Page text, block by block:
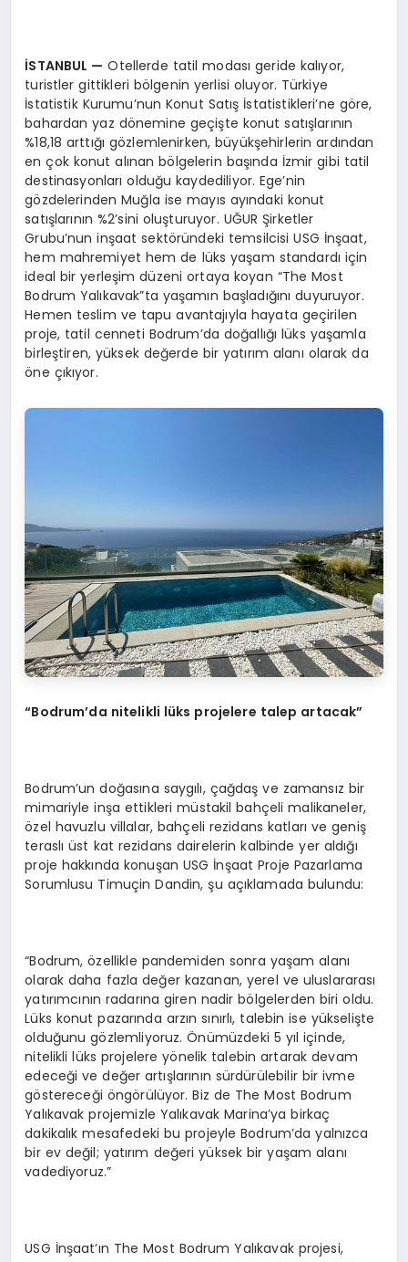
İSTANBUL — Otellerde tatil modası geride kalıyor,
turistler gittikleri bölgenin yerlisi oluyor. Türkiye
İstatistik Kurumu’nun Konut Satış İstatistikleri’ne göre,
bahardan yaz dönemine geçişte konut satışlarının
%18,18 arttığı gözlemlenirken, büyükşehirlerin ardından
en çok konut alınan bölgelerin başında İzmir gibi tatil
destinasyonları olduğu kaydediliyor. Ege’nin
gözdelerinden Muğla ise mayıs ayındaki konut
satışlarının %2’sini oluşturuyor. UĞUR Şirketler
Grubu’nun inşaat sektöründeki temsilcisi USG İnşaat,
hem mahremiyet hem de lüks yaşam standardı için
ideal bir yerleşim düzeni ortaya koyan “The Most
Bodrum Yalıkavak”ta yaşamın başladığını duyuruyor.
Hemen teslim ve tapu avantajıyla hayata geçirilen
proje, tatil cenneti Bodrum’da doğallığı lüks yaşamla
birleştiren, yüksek değerde bir yatırım alanı olarak da
öne çıkıyor.
“Bodrum’da nitelikli lüks projelere talep artacak”
Bodrum’un doğasına saygılı, çağdaş ve zamansız bir
mimariyle inşa ettikleri müstakil bahçeli malikaneler,
özel havuzlu villalar, bahçeli rezidans katları ve geniş
teraslı üst kat rezidans dairelerin kalbinde yer aldığı
proje hakkında konuşan USG İnşaat Proje Pazarlama
Sorumlusu Timuçin Dandin, şu açıklamada bulundu:
“Bodrum, özellikle pandemiden sonra yaşam alanı
olarak daha fazla değer kazanan, yerel ve uluslararası
yatırımcının radarına giren nadir bölgelerden biri oldu.
Lüks konut pazarında arzın sınırlı, talebin ise yükselişte
olduğunu gözlemliyoruz. Önümüzdeki 5 yıl içinde,
nitelikli lüks projelere yönelik talebin artarak devam
edeceği ve değer artışlarının sürdürülebilir bir ivme
göstereceği öngörülüyor. Biz de The Most Bodrum
Yalıkavak projemizle Yalıkavak Marina’ya birkaç
dakikalık mesafedeki bu projeyle Bodrum’da yalnızca
bir ev değil; yatırım değeri yüksek bir yaşam alanı
vadediyoruz.”
USG İnşaat’ın The Most Bodrum Yalıkavak projesi,